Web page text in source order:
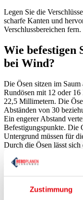
Zustimmung
Legen Sie die
scharfe Kanten und
Verschlussbereichen fern.
Wie befestigen
bei Wind?
Die Ösen sitzen im
Rundösen mit 12 oder
22,5 Millimetern. Die
Abständen von 30
Ein engerer Abstand
Befestigungspunkte. Die
Untergrund müssen für
Durch die Ösen lässt
aus. Kontrollieren Sie
Wie